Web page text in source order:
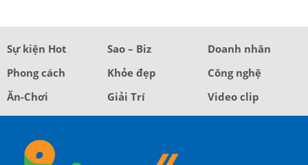
Sự kiện Hot Sao – Biz
Doanh nhân
Phong cách
Khỏe đẹp
Công nghệ
Ăn-Chơi
Giải Trí Video clip